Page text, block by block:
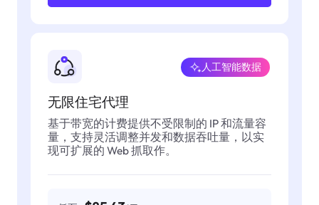
无限住宅代理
人工智能数据
基于带宽的计费提供不受限制的 IP 和流量容
量，支持灵活调整并发和数据吞吐量，以实
现可扩展的 Web 抓取作。